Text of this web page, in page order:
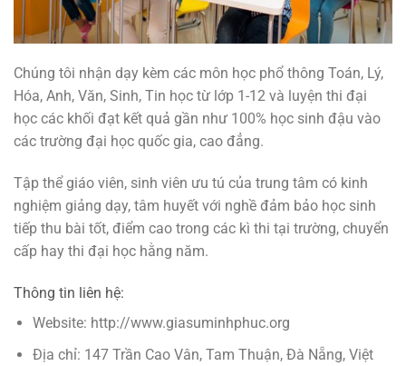
Chúng tôi nhận dạy kèm các môn học phổ thông Toán, Lý,
Hóa, Anh, Văn, Sinh, Tin học từ lớp 1-12 và luyện thi đại
học các khối đạt kết quả gần như 100% học sinh đậu vào
các trường đại học quốc gia, cao đẳng.
Tập thể giáo viên, sinh viên ưu tú của trung tâm có kinh
nghiệm giảng dạy, tâm huyết với nghề đảm bảo học sinh
tiếp thu bài tốt, điểm cao trong các kì thi tại trường, chuyển
cấp hay thi đại học hằng năm.
Thông tin liên hệ:
Website: http://www.giasuminhphuc.org
Địa chỉ: 147 Trần Cao Vân, Tam Thuận, Đà Nẵng, Việt